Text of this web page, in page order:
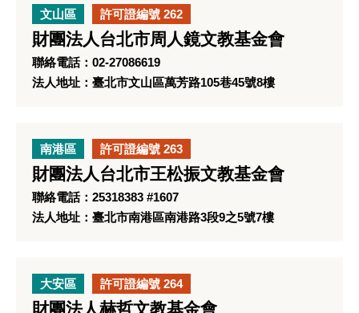
文山區 許可證編號 262
財團法人台北市周人鏡文教基金會
聯絡電話：02-27086619
法人地址：臺北市文山區萬芳路105巷45號8樓
南港區 許可證編號 263
財團法人台北市王松振文教基金會
聯絡電話：25318383 #1607
法人地址：臺北市南港區南港路3段9之5號7樓
大安區 許可證編號 264
財團法人赫哲文教基金會